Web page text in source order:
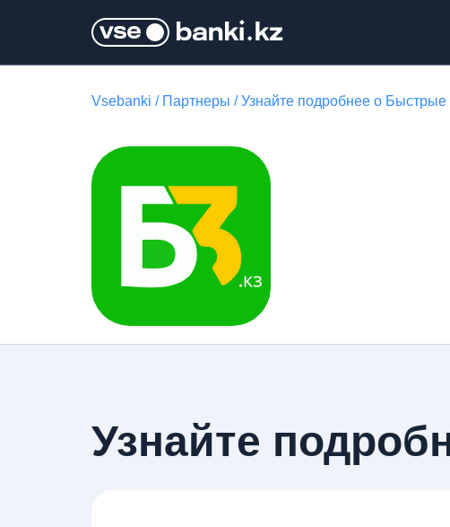
Vsebanki / Партнеры /Узнайте подробнее о
Узнайте